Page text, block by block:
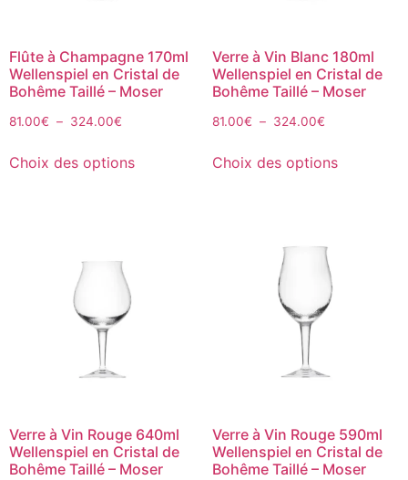
Flûte à Champagne 170ml
Wellenspiel en Cristal de
Bohême Taillé – Moser
81.00€ – 324.00€
Choix des options
Verre à Vin Blanc 180ml
Wellenspiel en Cristal de
Bohême Taillé – Moser
81.00€ – 324.00€
Choix des options
Verre à Vin Rouge 640ml
Wellenspiel en Cristal de
Bohême Taillé – Moser
Verre à Vin Rouge 590ml
Wellenspiel en Cristal de
Bohême Taillé – Moser